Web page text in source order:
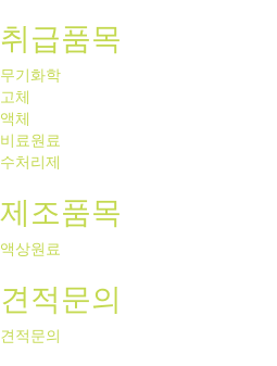
취급품목
무기화학
고체
액체
비료원료
수처리제
제조품목
액상원료
견적문의
견적문의